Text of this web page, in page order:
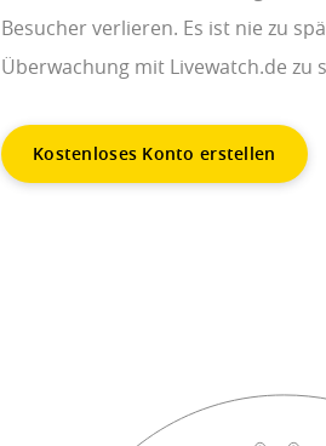
Besucher verlieren. Es ist nie zu
Überwachung mit Livewatch.de zu
Kostenloses Konto erstellen